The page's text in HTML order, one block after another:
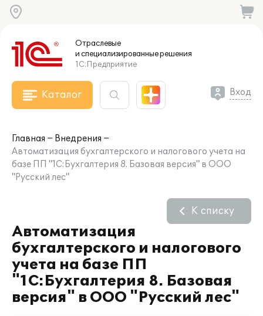
Отраслевые
и специализированныерешения
1С:Предприятие
Каталог Вход
Главная
Внедрения
Автоматизация бухгалтерского и налогового учета на
базе ПП "1С:Бухгалтерия 8. Базовая версия" в ООО
"Русский лес"
Автоматизация
бухгалтерского и налогового
учета на базе ПП
"1С:Бухгалтерия 8. Базовая
версия" в ООО "Русский лес"
К списку